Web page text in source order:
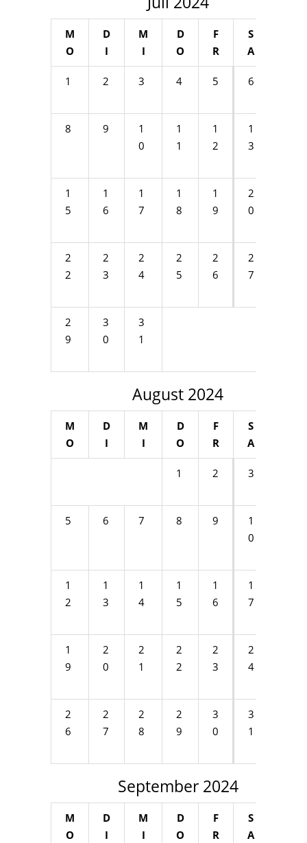
M
O
D
I
M
I
D
O
F
R
S
A
1 2 3 4 5 6
8 9
1
0
1
1
1
2
1
3
1
5
1
6
1
7
1
8
1
9
2
0
2
2
2
3
2
4
2
5
2
6
2
7
2
9
3
0
3
1
August 2024
M
O
D
I
M
I
D
O
F
R
S
A
1 2 3
5 6 7 8 9
1
0
1
2
1
3
1
4
1
5
1
6
1
7
1
9
2
0
2
1
2
2
2
3
2
4
2
6
2
7
2
8
2
9
3
0
3
1
September 2024
M
O
D
I
M
I
D
O
F
R
S
A